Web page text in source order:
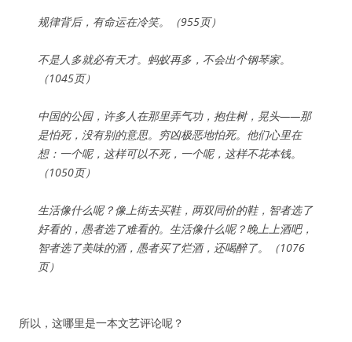
规律背后，有命运在冷笑。（955页）
不是人多就必有天才。蚂蚁再多，不会出个钢琴家。
（1045页）
中国的公园，许多人在那里弄气功，抱住树，晃头——那
是怕死，没有别的意思。穷凶极恶地怕死。他们心里在
想：一个呢，这样可以不死，一个呢，这样不花本钱。
（1050页）
生活像什么呢？像上街去买鞋，两双同价的鞋，智者选了
好看的，愚者选了难看的。生活像什么呢？晚上上酒吧，
智者选了美味的酒，愚者买了烂酒，还喝醉了。（1076
页）
所以，这哪里是一本文艺评论呢？